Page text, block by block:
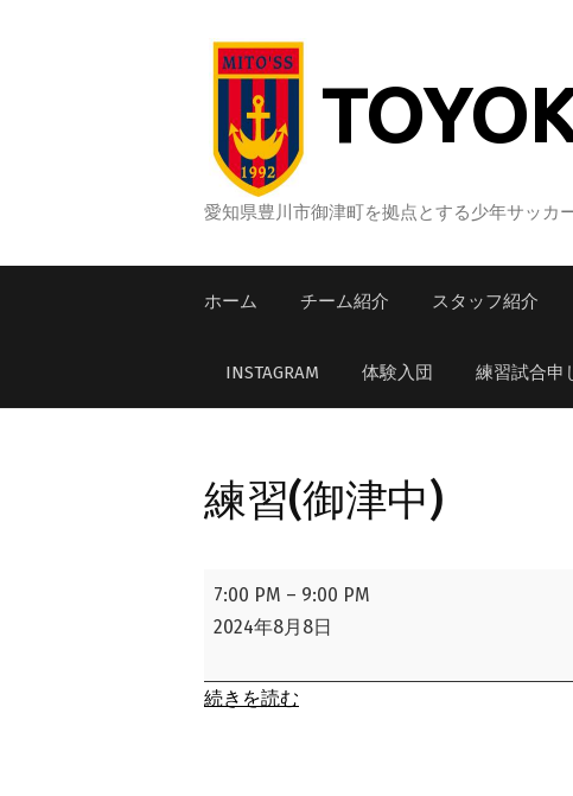
ッ
愛知県豊川市御津町を拠点とする少年サッ
ホーム チーム紹介 スタッフ紹介
INSTAGRAM 体験入団 練習試合申
練習(御津中)
練
習
津
中)
7:00 PM – 9:00 PM
2024年8月8日
続きを読む